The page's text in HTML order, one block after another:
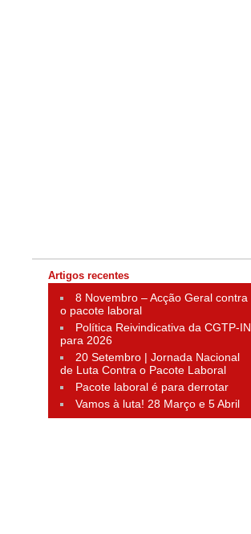
Artigos recentes
8 Novembro – Acção Geral contra
o pacote laboral
Política Reivindicativa da CGTP-IN
para 2026
20 Setembro | Jornada Nacional
de Luta Contra o Pacote Laboral
Pacote laboral é para derrotar
Vamos à luta! 28 Março e 5 Abril